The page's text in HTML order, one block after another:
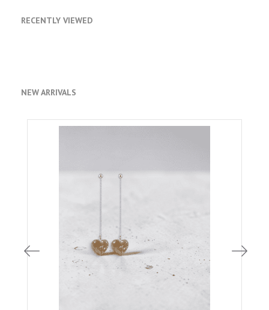
RECENTLY VIEWED
NEW ARRIVALS